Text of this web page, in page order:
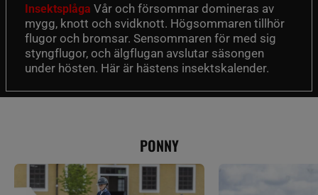
Insektsplåga Vår och försommar domineras av
mygg, knott och svidknott. Högsommaren tillhör
flugor och bromsar. Sensommaren för med sig
styngflugor, och älgflugan avslutar säsongen
under hösten. Här är hästens insektskalender.
PONNY